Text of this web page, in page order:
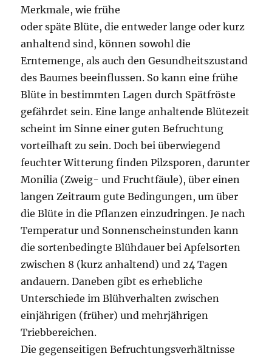
Merkmale, wie frühe
oder späte Blüte, die entweder lange oder kurz
anhaltend sind, können sowohl die
Erntemenge, als auch den Gesundheitszustand
des Baumes beeinflussen. So kann eine frühe
Blüte in bestimmten Lagen durch Spätfröste
gefährdet sein. Eine lange anhaltende Blütezeit
scheint im Sinne einer guten Befruchtung
vorteilhaft zu sein. Doch bei überwiegend
feuchter Witterung finden Pilzsporen, darunter
Monilia (Zweig- und Fruchtfäule), über einen
langen Zeitraum gute Bedingungen, um über
die Blüte in die Pflanzen einzudringen. Je nach
Temperatur und Sonnenscheinstunden kann
die sortenbedingte Blühdauer bei Apfelsorten
zwischen 8 (kurz anhaltend) und 24 Tagen
andauern. Daneben gibt es erhebliche
Unterschiede im Blühverhalten zwischen
einjährigen (früher) und mehrjährigen
Triebbereichen.
Die gegenseitigen Befruchtungsverhältnisse